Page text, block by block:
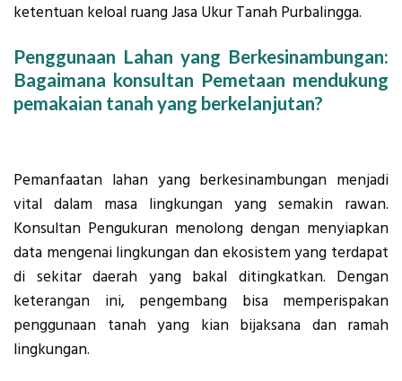
ketentuan keloal ruang Jasa Ukur Tanah Purbalingga.
Penggunaan Lahan yang Berkesinambungan:
Bagaimana konsultan Pemetaan mendukung
pemakaian tanah yang berkelanjutan?
Pemanfaatan lahan yang berkesinambungan menjadi
vital dalam masa lingkungan yang semakin rawan.
Konsultan Pengukuran menolong dengan menyiapkan
data mengenai lingkungan dan ekosistem yang terdapat
di sekitar daerah yang bakal ditingkatkan. Dengan
keterangan ini, pengembang bisa memperispakan
penggunaan tanah yang kian bijaksana dan ramah
lingkungan.